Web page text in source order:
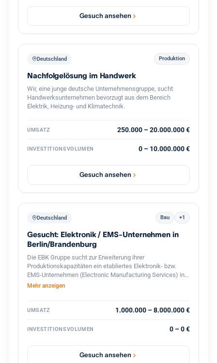
vollständige Übernahme oder eine Mehrheit inklusive
Übernahme der Geschäftsführung. Eine strukturierte
Übergabe im Tempo des bisherigen Inhabers ist
mit einem festen privaten Investorenkreis, der bei
zusätzlichem Bedarf Eigenkapital von bis zu 3 Millionen
Euro bereitstellt. Damit lässt sich eine Übernahme zügig
und verlässlich umsetzen. Eine
Vertraulichkeitsvereinbarung unterzeichne ich
selbstverständlich gern. Ich freue mich auf einen
vertraulichen Austausch.
Gesuch ansehen
Deutschland Produktion
Nachfolgelösung im Handwerk
Wir, eine junge deutsche Unternehmensgruppe, sucht
Handwerksunternehmen bevorzugt aus dem Bereich
Elektrik, Heizung- und Klimatechnik.
UMSATZ 250.000 – 20.000.000 €
INVESTITIONSVOLUMEN 0 – 10.000.000 €
Gesuch ansehen
Deutschland Bau +1
Gesucht: Elektronik / EMS-Unternehmen in
Berlin/Brandenburg
Die EBK Gruppe sucht zur Erweiterung ihrer
Produktionskapazitäten ein etabliertes Elektronik- bzw.
EMS-Unternehmen (Electronic Manufacturing Services) in
Berlin und dem direkten Berliner Umland (Speckgürtel).
Leiterplatten (SMD/THT) sowie elektromechanischer
Team, bestehendem Kundenstamm und Potenzial für die
Mehr anzeigen
UMSATZ 1.000.000 – 8.000.000 €
INVESTITIONSVOLUMEN 0 – 0 €
Gesuch ansehen